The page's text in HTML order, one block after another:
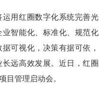
用红圈数字化系统完善光
智能化、标准化、规范化
可视化，决策有据可依，
远高效发展。近日，红圈
目管理启动会。